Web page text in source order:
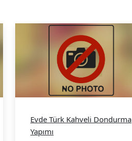
Evde Türk Kahveli Dondurma
Yapımı